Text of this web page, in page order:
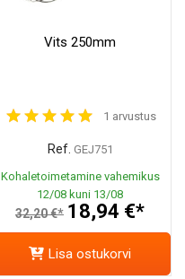
Vits 250mm
1 arvustus
Ref. GEJ751
Kohaletoimetamine vahemikus
12/08 kuni 13/08
32,20 €* 18,94 €*
Lisa ostukorvi